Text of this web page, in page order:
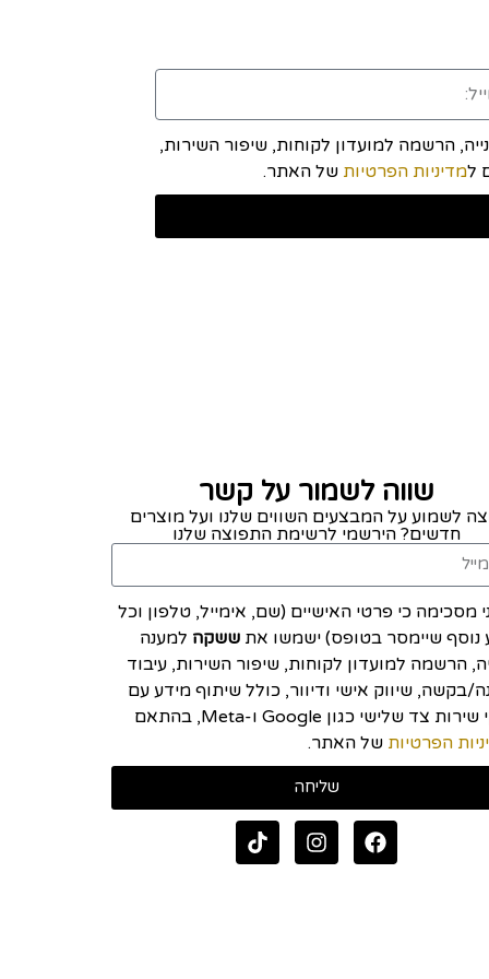
הרשמה למועדון לקוחות, שיפור השירות,
מדיניות הפרטיות של האתר.
שווה לשמור על קשר
לשמוע על המבצעים השווים שלנו ועל מוצרים
חדשים? הירשמי לרשימת התפוצה שלנו
מסכימה כי פרטי האישיים (שם, אימייל, טלפון וכל
נוסף שיימסר בטופס) ישמשו אתששקה למענה
הרשמה למועדון לקוחות, שיפור השירות, עיבוד
בקשה, שיווק אישי ודיוור, כולל שיתוף מידע עם
ספקי שירות צד שלישי כגון Google ו-Meta, בהתאם
הפרטיות של האתר.
שליחה